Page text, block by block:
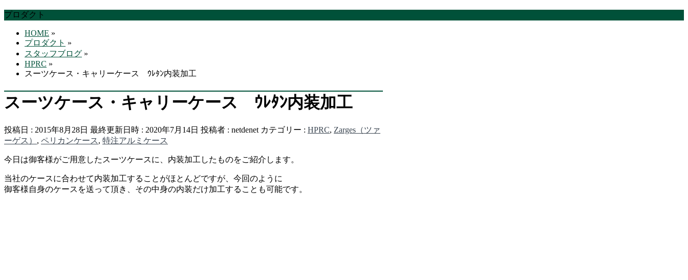
プロダクト
HOME »
プロダクト »
スタッフブログ »
HPRC »
スーツケース・キャリーケース ｳﾚﾀﾝ内装加工
スーツケース・キャリーケース ｳﾚﾀﾝ内装加工
投稿日 : 2015年8月28日 最終更新日時 : 2020年7月14日 投稿者 : netdenet カテゴリー : HPRC, Zarges（ツァ
ーゲス） , ペリカンケース, 特注アルミケース
今日は御客様がご用意したスーツケースに、内装加工したものをご紹介します。
当社のケースに合わせて内装加工することがほとんどですが、今回のように
御客様自身のケースを送って頂き、その中身の内装だけ加工することも可能です。